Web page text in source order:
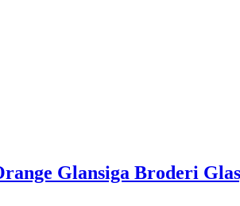
Glansiga Broderi